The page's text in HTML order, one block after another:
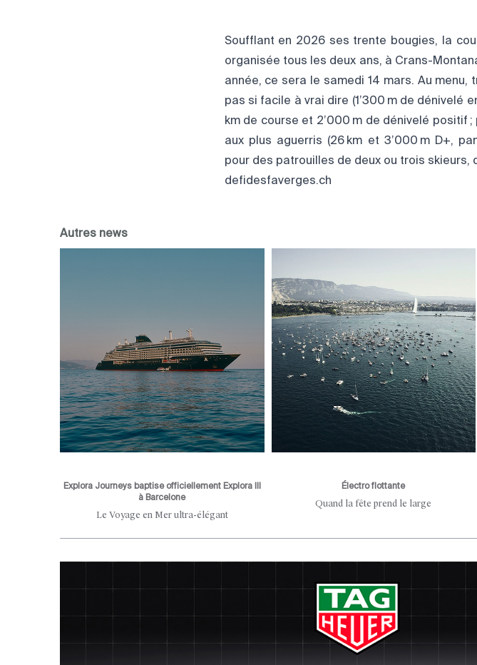
Soufflant en 2026 ses trente bougies, la
organisée tous les deux ans, à Crans-
année, ce sera le samedi 14 mars. Au menu,
pas si facile à vrai dire (1’300 m de dénivelé
km de course et 2’000 m de dénivelé positif
aux plus aguerris (26 km et 3’000 m D+,
pour des patrouilles de deux ou trois skieurs,
defidesfaverges.ch
Autres news
Explora Journeys baptise officiellement Explora III
à Barcelone
Le Voyage en Mer ultra-élégant
Électro flottante
Quand la fête prend le large